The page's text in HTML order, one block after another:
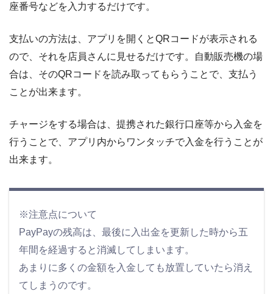
座番号などを入力するだけです。
支払いの方法は、アプリを開くとQRコードが表示される
ので、それを店員さんに見せるだけです。自動販売機の場
合は、そのQRコードを読み取ってもらうことで、支払う
ことが出来ます。
チャージをする場合は、提携された銀行口座等から入金を
行うことで、アプリ内からワンタッチで入金を行うことが
出来ます。
※注意点について
PayPayの残高は、最後に入出金を更新した時から五
年間を経過すると消滅してしまいます。
あまりに多くの金額を入金しても放置していたら消え
てしまうのです。